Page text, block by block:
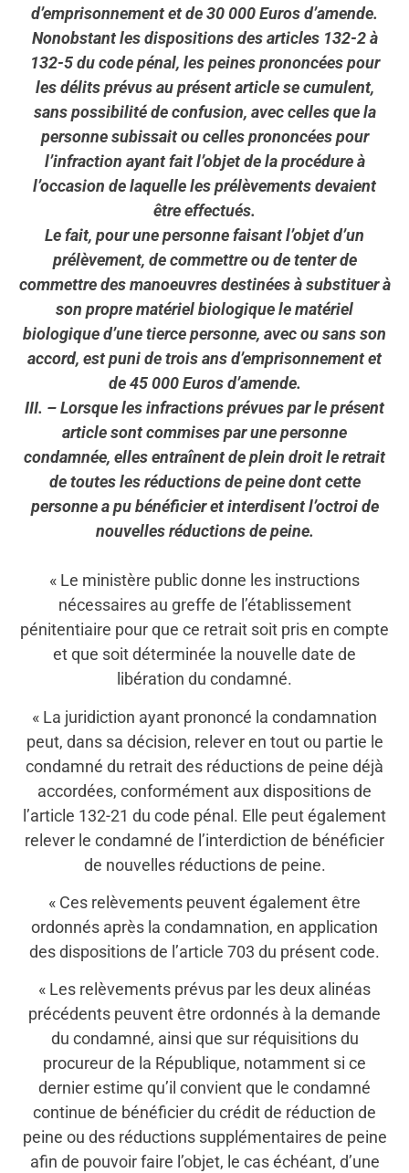
d’emprisonnement et de 30 000 Euros d’amende.
Nonobstant les dispositions des articles 132-2 à
132-5 du code pénal, les peines prononcées pour
les délits prévus au présent article se cumulent,
sans possibilité de confusion, avec celles que la
personne subissait ou celles prononcées pour
l’infraction ayant fait l’objet de la procédure à
l’occasion de laquelle les prélèvements devaient
être effectués.
Le fait, pour une personne faisant l’objet d’un
prélèvement, de commettre ou de tenter de
commettre des manoeuvres destinées à substituer à
son propre matériel biologique le matériel
biologique d’une tierce personne, avec ou sans son
accord, est puni de trois ans d’emprisonnement et
de 45 000 Euros d’amende.
III. – Lorsque les infractions prévues par le présent
article sont commises par une personne
condamnée, elles entraînent de plein droit le retrait
de toutes les réductions de peine dont cette
personne a pu bénéficier et interdisent l’octroi de
nouvelles réductions de peine.
« Le ministère public donne les instructions
nécessaires au greffe de l’établissement
pénitentiaire pour que ce retrait soit pris en compte
et que soit déterminée la nouvelle date de
libération du condamné.
« La juridiction ayant prononcé la condamnation
peut, dans sa décision, relever en tout ou partie le
condamné du retrait des réductions de peine déjà
accordées, conformément aux dispositions de
l’article 132-21 du code pénal. Elle peut également
relever le condamné de l’interdiction de bénéficier
de nouvelles réductions de peine.
« Ces relèvements peuvent également être
ordonnés après la condamnation, en application
des dispositions de l’article 703 du présent code.
« Les relèvements prévus par les deux alinéas
précédents peuvent être ordonnés à la demande
du condamné, ainsi que sur réquisitions du
procureur de la République, notamment si ce
dernier estime qu’il convient que le condamné
continue de bénéficier du crédit de réduction de
peine ou des réductions supplémentaires de peine
afin de pouvoir faire l’objet, le cas échéant, d’une